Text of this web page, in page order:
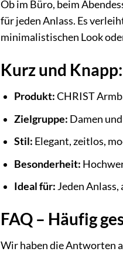
Ob im Büro, beim
für jeden Anlass. Es
minimalistischen Look
Kurz und
Produkt:CHRIST
Zielgruppe: Damen
Stil: Elegant, zeitlos,
Besonderheit:
Ideal für:Jeden Anlass,
FAQ – Häufig
Wir haben die Antworten